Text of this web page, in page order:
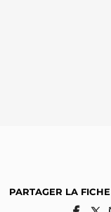
PARTAGER LA